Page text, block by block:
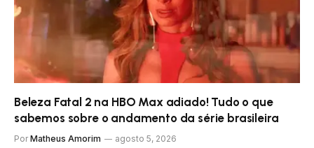
Beleza Fatal 2 na HBO Max adiado! Tudo o que
sabemos sobre o andamento da série brasileira
Por Matheus Amorim agosto 5, 2026